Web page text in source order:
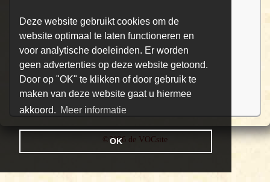
Deze website gebruikt cookies om de
website optimaal te laten functioneren en
voor analytische doeleinden. Er worden
geen advertenties op deze website getoond.
Door op "OK" te klikken of door gebruik te
maken van deze website gaat u hiermee
akkoord. Meer informatie
OK
©2026 de VOCsite